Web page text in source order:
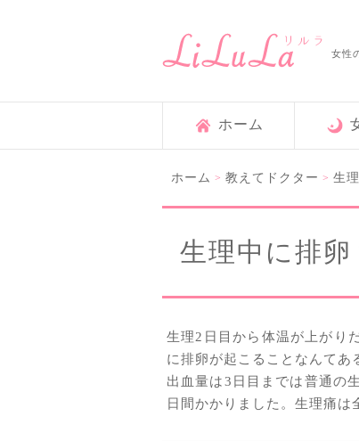
女性
ホーム
ホーム > 教えてドクター > 生
生理中に排卵
生理2日目から体温が上がり
に排卵が起こることなんてあ
出血量は3日目までは普通の
日間かかりました。生理痛は